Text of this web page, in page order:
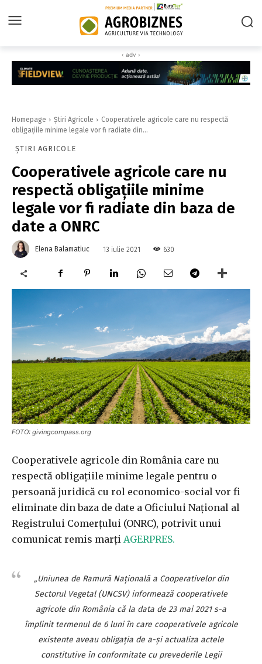
‹ adv ›
Homepage Știri Agricole
Cooperativele agricole care nu respectă
obligaţiile minime legale vor fi radiate din...
ȘTIRI AGRICOLE
Cooperativele agricole care nu
respectă obligaţiile minime
legale vor fi radiate din baza de
date a ONRC
Elena Balamatiuc 13 iulie 2021 630
FOTO: givingcompass.org
Cooperativele agricole din România care nu
respectă obligaţiile minime legale pentru o
persoană juridică cu rol economico-social vor fi
eliminate din baza de date a Oficiului Naţional al
Registrului Comerţului (ONRC), potrivit unui
comunicat remis marţi AGERPRES.
„Uniunea de Ramură Naţională a Cooperativelor din
Sectorul Vegetal (UNCSV) informează cooperativele
agricole din România că la data de 23 mai 2021 s-a
împlinit termenul de 6 luni în care cooperativele agricole
existente aveau obligaţia de a-şi actualiza actele
constitutive în conformitate cu prevederile Legii